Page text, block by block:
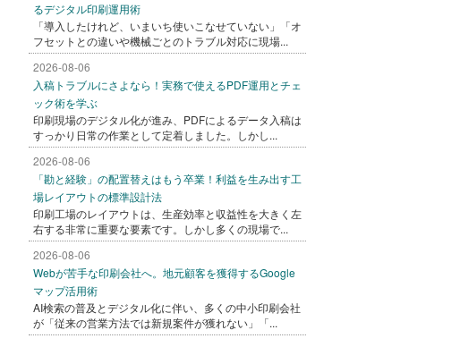
るデジタル印刷運用術
「導入したけれど、いまいち使いこなせていない」「オ
フセットとの違いや機械ごとのトラブル対応に現場...
2026-08-06
入稿トラブルにさよなら！実務で使えるPDF運用とチェ
ック術を学ぶ
印刷現場のデジタル化が進み、PDFによるデータ入稿は
すっかり日常の作業として定着しました。しかし...
2026-08-06
「勘と経験」の配置替えはもう卒業！利益を生み出す工
場レイアウトの標準設計法
印刷工場のレイアウトは、生産効率と収益性を大きく左
右する非常に重要な要素です。しかし多くの現場で...
2026-08-06
Webが苦手な印刷会社へ。地元顧客を獲得するGoogle
マップ活用術
AI検索の普及とデジタル化に伴い、多くの中小印刷会社
が「従来の営業方法では新規案件が獲れない」「...